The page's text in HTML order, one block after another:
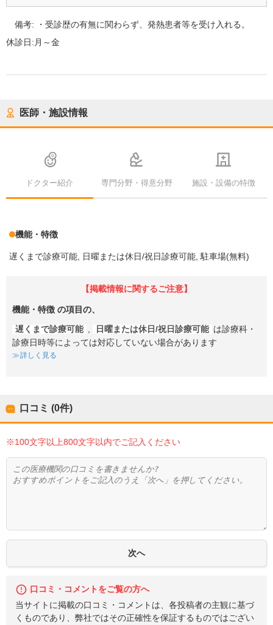
備考:
・受診歴の有無に関わらず、発熱患者等を受け入れる。
休診日: 月～金
医師・施設情報
ドクター紹介 専門分野・得意分野 施設・設備の特徴
機能・特徴
遅くまで診療可能 日曜または休日/祝日診療可能 駐車場(無料)
【掲載情報に関するご注意】
機能・特徴 の項目の、
遅くまで診療可能 日曜または休日/祝日診療可能 は診療科・
診療日時等によっては対応していない場合があります
詳しく見る
口コミ (0件)
※100文字以上800文字以内でご記入ください
口コミ・コメントをご覧の方へ
当サイトに掲載の口コミ・コメントは、各投稿者の主観に基づ
くものであり、弊社ではその正確性を保証するものではござい